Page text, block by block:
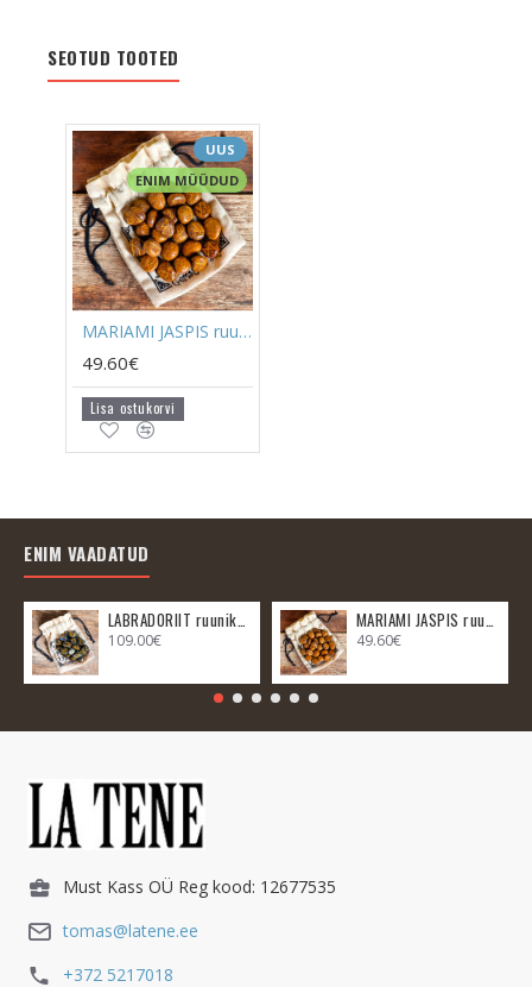
SEOTUD TOOTED
UUS
ENIM MÜÜDUD
MARIAMI JASPIS ruunikomplekt
49.60€
Lisa ostukorvi
ENIM VAADATUD
109.00€ 49.60€
Must Kass OÜ Reg kood: 12677535
tomas@latene.ee
+372 5217018